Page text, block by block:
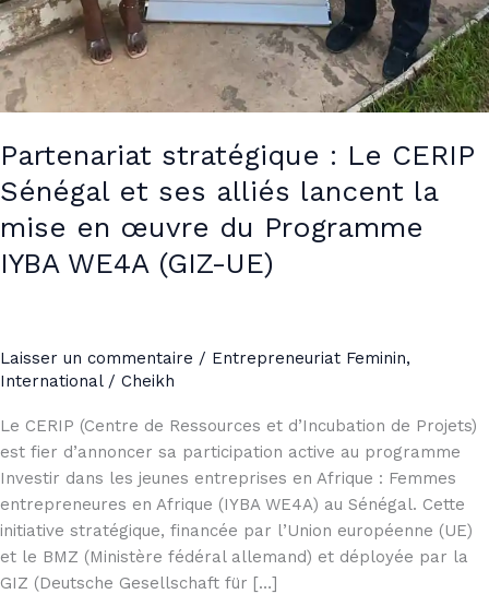
Partenariat stratégique : Le CERIP
Sénégal et ses alliés lancent la
mise en œuvre du Programme
IYBA WE4A (GIZ-UE)
Laisser un commentaire / Entrepreneuriat Feminin,
International/ Cheikh
Le CERIP (Centre de Ressources et d’Incubation de Projets)
est fier d’annoncer sa participation active au programme
Investir dans les jeunes entreprises en Afrique : Femmes
entrepreneures en Afrique (IYBA WE4A) au Sénégal. Cette
initiative stratégique, financée par l’Union européenne (UE)
et le BMZ (Ministère fédéral allemand) et déployée par la
GIZ (Deutsche Gesellschaft für […]